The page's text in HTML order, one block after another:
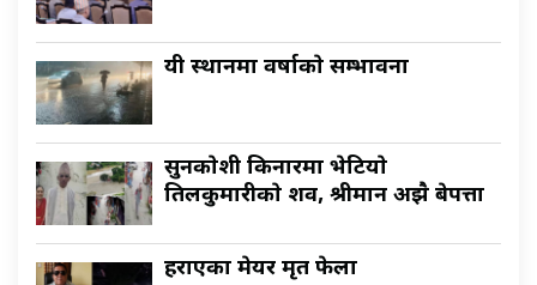
यी स्थानमा वर्षाकाे सम्भावना
सुनकाेशी किनारमा भेटियाे
तिलकुमारीकाे शव, श्रीमान अझै बेपत्ता
हराएका मेयर मृत फेला